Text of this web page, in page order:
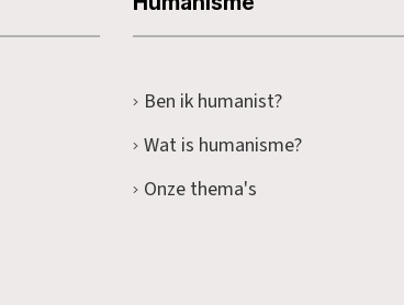
Ben ik humanist?
Wat is humanisme?
Onze thema's